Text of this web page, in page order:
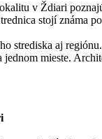
v Ždiari
stojí známa
strediska aj
mieste.